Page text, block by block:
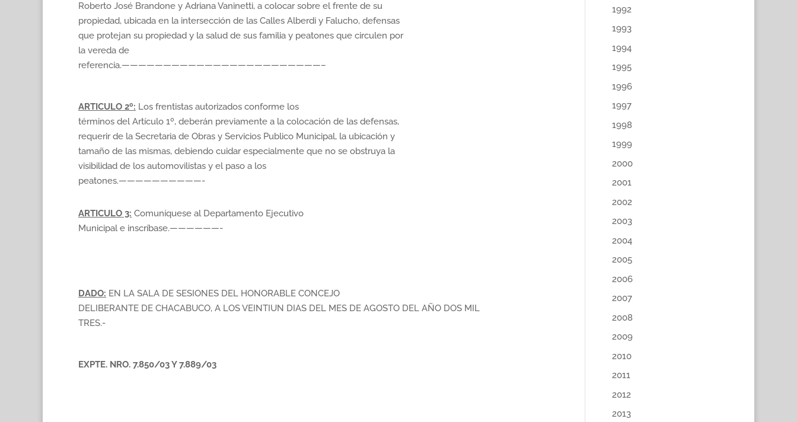
Roberto José Brandone y Adriana Vaninetti, a colocar sobre el frente de su
propiedad, ubicada en la intersección de las Calles Alberdi y Falucho, defensas
que protejan su propiedad y la salud de sus familia y peatones que circulen por
la vereda de
referencia.————————————————————————–
ARTICULO 2º: Los frentistas autorizados conforme los
términos del Artículo 1º, deberán previamente a la colocación de las defensas,
requerir de la Secretaria de Obras y Servicios Publico Municipal, la ubicación y
tamaño de las mismas, debiendo cuidar especialmente que no se obstruya la
visibilidad de los automovilistas y el paso a los
peatones.——————————-
ARTICULO 3: Comuníquese al Departamento Ejecutivo
Municipal e inscríbase.——————-
DADO: EN LA SALA DE SESIONES DEL HONORABLE CONCEJO
DELIBERANTE DE CHACABUCO, A LOS VEINTIUN DIAS DEL MES DE AGOSTO DEL AÑO DOS MIL
TRES.-
EXPTE. NRO. 7.850/03 Y 7.889/03
1992
1993
1994
1995
1996
1997
1998
1999
2000
2001
2002
2003
2004
2005
2006
2007
2008
2009
2010
2011
2012
2013